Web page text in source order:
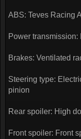
ABS: Teves Racing
Power transmission:
Brakes: Ventilated
Steering type:
pinion
Rear spoiler: High
Front spoiler: Front